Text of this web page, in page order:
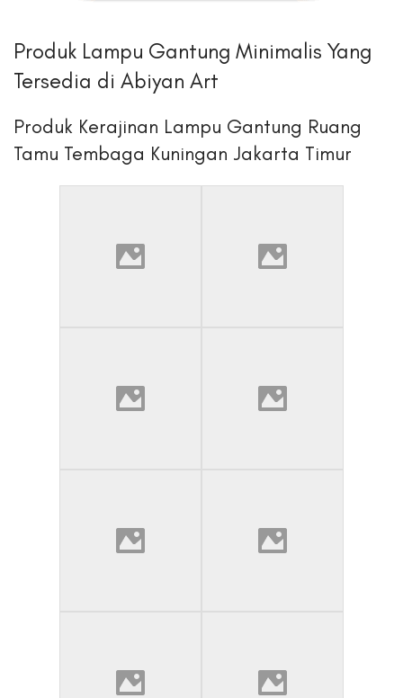
Produk Lampu Gantung Minimalis Yang
Tersedia di Abiyan Art
Produk Kerajinan Lampu Gantung Ruang
Tamu Tembaga Kuningan Jakarta Timur